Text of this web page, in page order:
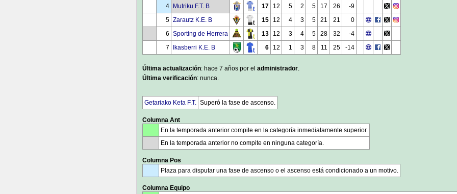
4
Mutriku F.T. B 17 12 5 2 5 17 26
-9
5 Zarautz K.E. B 15 12 4 3 5 21 21
0
6 Sporting de Herrera 13 12 3 4 5 28 32
-4
7
Ikasberri K.E. B 6 12 1 3 8 11 25 -14
Última actualización: hace 7 años por el administrador.
Última verificación: nunca.
Getariako Keta F.T. Superó la fase de ascenso.
Columna Ant
En la temporada anterior compite en la categoría inmediatamente superior.
En la temporada anterior no compite en ninguna categoría.
Columna Pos
Plaza para disputar una fase de ascenso o el ascenso está condicionado a un motivo.
Columna Equipo